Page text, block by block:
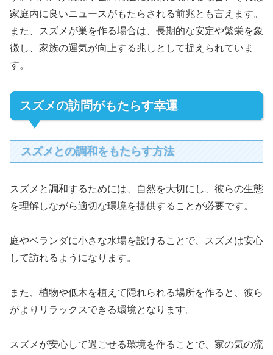
家庭内に良いニュースがもたらされる前兆とも言えます。
また、スズメが巣を作る場合は、長期的な安定や繁栄を象
徴し、家族の運気が向上する兆しとして捉えられていま
す。
スズメの訪問がもたらす幸運
スズメとの調和をもたらす方法
スズメと調和するためには、自然を大切にし、彼らの生態
を理解しながら適切な環境を提供することが必要です。
庭やベランダに小さな水場を設けることで、スズメは安心
して訪れるようになります。
また、植物や低木を植えて隠れられる場所を作ると、彼ら
がよりリラックスできる環境となります。
スズメが安心して過ごせる環境を作ることで、家の気の流